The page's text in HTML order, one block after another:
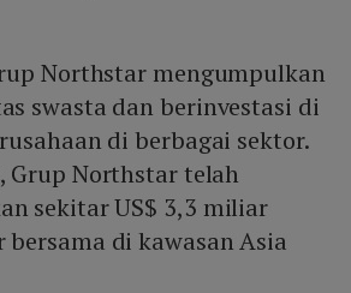
Northstar mengumpulkan
swasta dan berinvestasi di
di berbagai sektor.
Grup Northstar telah
sekitar US$ 3,3 miliar
bersama di kawasan Asia